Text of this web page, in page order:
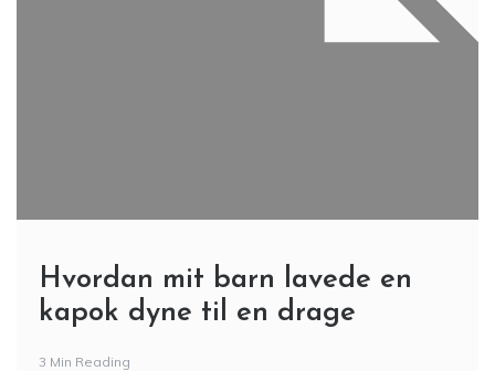
Hvordan mit barn lavede en
kapok dyne til en drage
3 Min Reading